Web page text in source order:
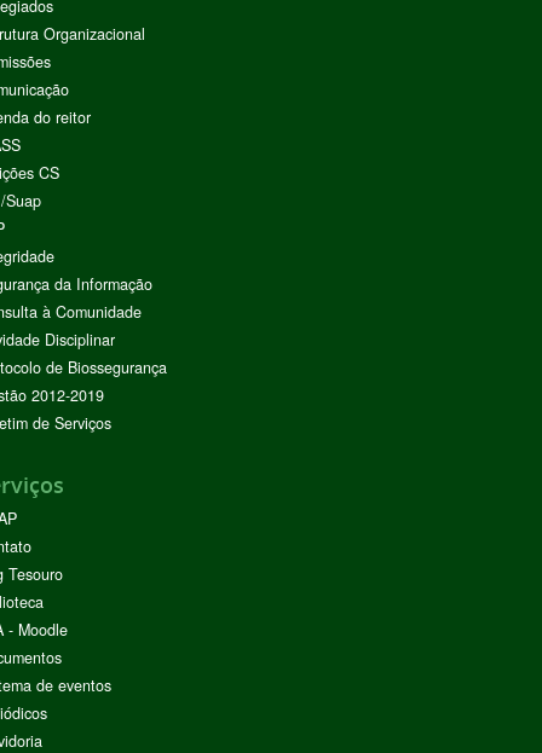
Organizacional
do reitor
CS
Suap
da Informação
à Comunidade
Disciplinar
de Biossegurança
2012-2019
de Serviços
Tesouro
- Moodle
de eventos